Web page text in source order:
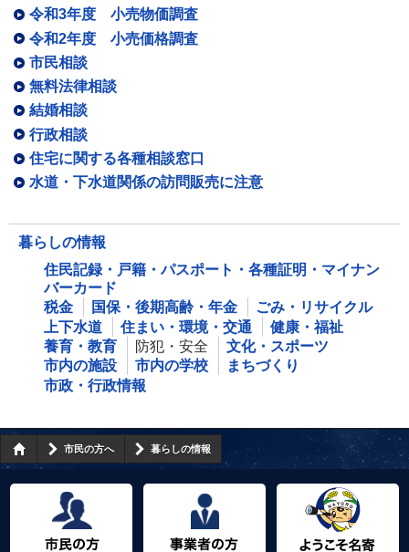
令和3年度 小売物価調査
令和2年度 小売価格調査
市民相談
無料法律相談
結婚相談
行政相談
住宅に関する各種相談窓口
水道・下水道関係の訪問販売に注意
暮らしの情報
住民記録・戸籍・パスポート・各種証明・マイナン
バーカード
税金
国保・後期高齢・年金
ごみ・リサイクル
上下水道
住まい・環境・交通
健康・福祉
養育・教育
防犯・安全
文化・スポーツ
市内の施設
市内の学校
まちづくり
市政・行政情報
市民の方へ 暮らしの情報